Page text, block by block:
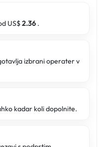
US$2.36 .
izbrani operater v
kadar koli dopolnite.